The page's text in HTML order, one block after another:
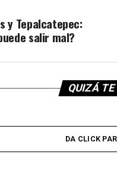
y Tepalcatepec:
salir mal?
QUIZÁ
DA CLICK